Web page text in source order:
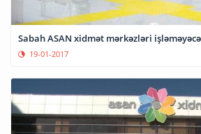
Sabah ASAN xidmət mərkəzləri
19-01-2017